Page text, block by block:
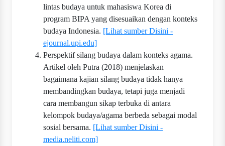
lintas budaya untuk mahasiswa Korea di
program BIPA yang disesuaikan dengan konteks
budaya Indonesia. [Lihat sumber Disini -
ejournal.upi.edu]
Perspektif silang budaya dalam konteks agama.
Artikel oleh Putra (2018) menjelaskan
bagaimana kajian silang budaya tidak hanya
membandingkan budaya, tetapi juga menjadi
cara membangun sikap terbuka di antara
kelompok budaya/agama berbeda sebagai modal
sosial bersama. [Lihat sumber Disini -
media.neliti.com]